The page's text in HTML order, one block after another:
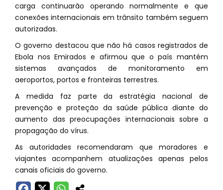
carga continuarão operando normalmente e que
conexões internacionais em trânsito também seguem
autorizadas.
O governo destacou que não há casos registrados de
Ebola nos Emirados e afirmou que o país mantém
sistemas avançados de monitoramento em
aeroportos, portos e fronteiras terrestres.
A medida faz parte da estratégia nacional de
prevenção e proteção da saúde pública diante do
aumento das preocupações internacionais sobre a
propagação do vírus.
As autoridades recomendaram que moradores e
viajantes acompanhem atualizações apenas pelos
canais oficiais do governo.